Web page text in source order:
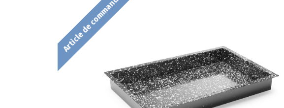
Article de commande